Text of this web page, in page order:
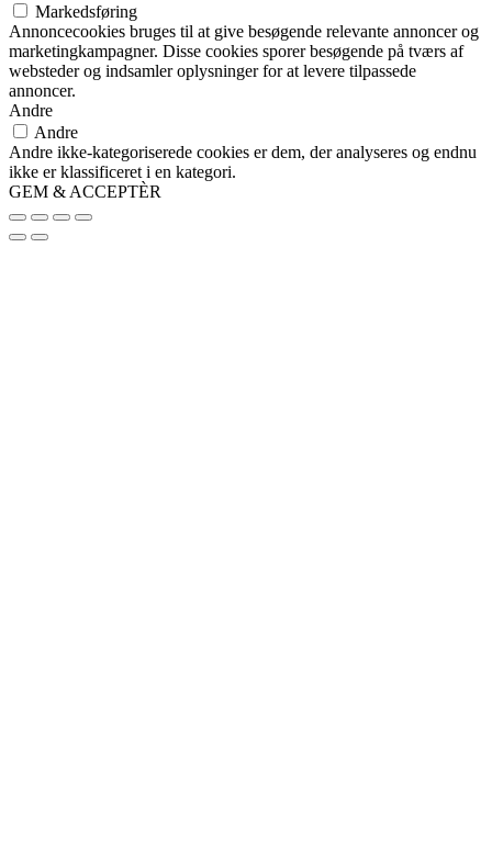
Markedsføring
Annoncecookies bruges til at give besøgende relevante annoncer og
marketingkampagner. Disse cookies sporer besøgende på tværs af
websteder og indsamler oplysninger for at levere tilpassede
annoncer.
Andre
Andre
Andre ikke-kategoriserede cookies er dem, der analyseres og endnu
ikke er klassificeret i en kategori.
GEM & ACCEPTÈR